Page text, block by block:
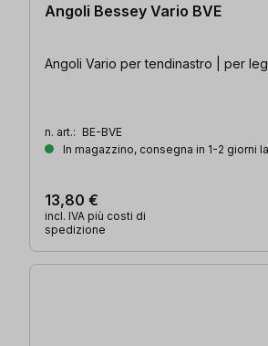
Angoli Bessey Vario BVE
Angoli Vario per tendinastro | per
n. art.: BE-BVE
In magazzino, consegna in 1-2 giorni
13,80 €
incl. IVA più costi di
spedizione